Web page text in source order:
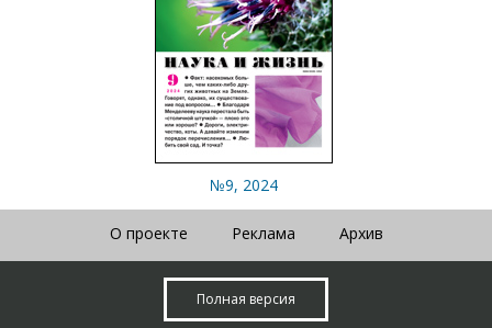
№9, 2024
О проекте Реклама Архив
Полная версия